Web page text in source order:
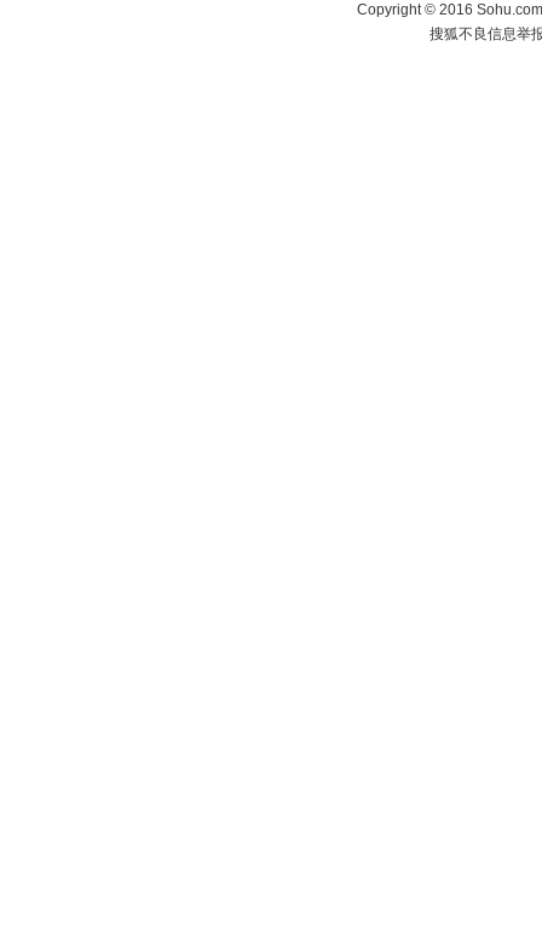
Copyright©2016
搜狐不良信息举